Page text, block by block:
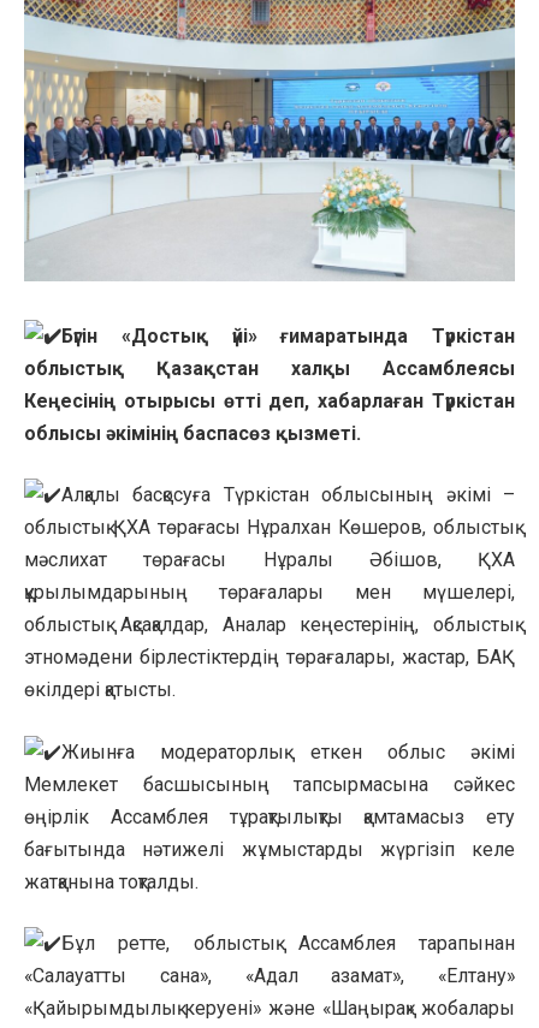
Бүгін «Достық үйі» ғимаратында Түркістан
облыстық Қазақстан халқы Ассамблеясы
Кеңесінің отырысы өтті деп, хабарлаған Түркістан
облысы әкімінің баспасөз қызметі.
Алқалы басқосуға Түркістан облысының әкімі –
облыстық ҚХА төрағасы Нұралхан Көшеров, облыстық
мәслихат төрағасы Нұралы Әбішов, ҚХА
құрылымдарының төрағалары мен мүшелері,
облыстық Ақсақалдар, Аналар кеңестерінің, облыстық
этномәдени бірлестіктердің төрағалары, жастар, БАҚ
өкілдері қатысты.
Жиынға модераторлық еткен облыс әкімі
Мемлекет басшысының тапсырмасына сәйкес
өңірлік Ассамблея тұрақтылықты қамтамасыз ету
бағытында нәтижелі жұмыстарды жүргізіп келе
жатқанына тоқталды.
Бұл ретте, облыстық Ассамблея тарапынан
«Салауатты сана», «Адал азамат», «Елтану»
«Қайырымдылық керуені» және «Шаңырақ» жобалары